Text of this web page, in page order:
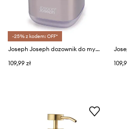
-25% z kodem: OFF*
Joseph Joseph dozownik do mydła Presto™
109,99 zł